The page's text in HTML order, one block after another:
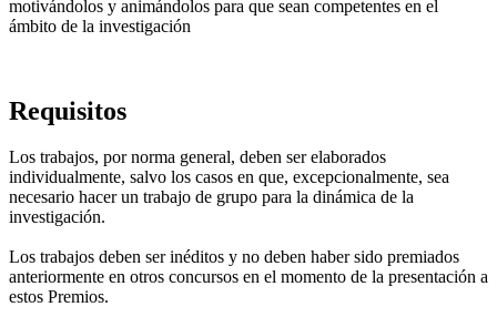
motivándolos y animándolos para que sean competentes en el
ámbito de la investigación
Requisitos
Los trabajos, por norma general, deben ser elaborados
individualmente, salvo los casos en que, excepcionalmente, sea
necesario hacer un trabajo de grupo para la dinámica de la
investigación.
Los trabajos deben ser inéditos y no deben haber sido premiados
anteriormente en otros concursos en el momento de la presentación a
estos Premios.